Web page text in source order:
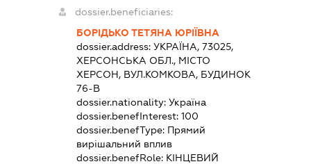
dossier.beneficiaries:
БОРІДЬКО ТЕТЯНА ЮРІЇВНА
dossier.address: УКРАЇНА, 73025,
ХЕРСОНСЬКА ОБЛ., МІСТО
ХЕРСОН, ВУЛ.КОМКОВА, БУДИНОК
76-В
dossier.nationality: Україна
dossier.benefInterest: 100
dossier.benefType: Прямий
вирішальний вплив
dossier.benefRole: КІНЦЕВИЙ